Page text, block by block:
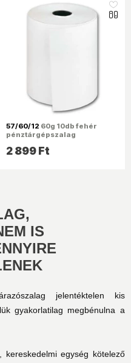
like_16
57/60/12 60g 10db fehér
pénztárgépszalag
2 899 Ft
IS
jelentéktelen kis
gyakorlatilag megbénulna a
egység kötelező